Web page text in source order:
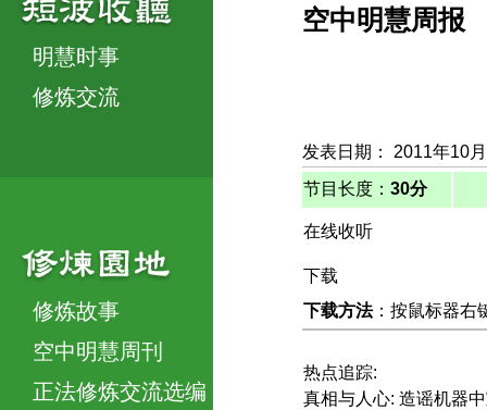
明慧时事
修炼交流
修炼故事
空中明慧周刊
正法修炼交流选编
空中明慧周报
发表日期： 2011年10
节目长度： 30分
在线收听
下载
下载方法：按鼠标器右
热点追踪:
真相与人心: 造谣机器